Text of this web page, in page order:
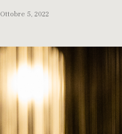
Ottobre 5, 2022